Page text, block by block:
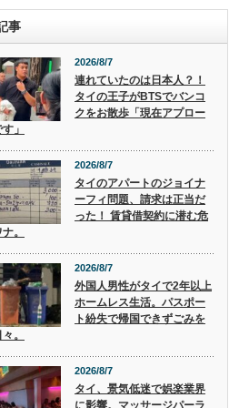
事
2026/8/7
連れていたのは日本人？！
タイの王子がBTSでバンコ
クをお散歩「現在アプロー
」
2026/8/7
タイのアパートのジョイナ
ーフィ問題、請求は正当だ
った！ 賃貸借契約に潜む危
。
2026/8/7
外国人男性がタイで2年以上
ホームレス生活。パスポー
ト紛失で帰国できずごみを
。
2026/8/7
タイ、景気低迷で娯楽業界
に影響。マッサージパーラ